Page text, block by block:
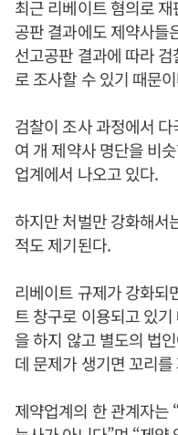
최근 리베이트 혐의로
공판 결과에도 제약사들
선고공판 결과에 따라
로 조사할 수 있기 때문
검찰이 조사 과정에서
여 개 제약사 명단을 비
업계에서 나오고 있다.
하지만 처벌만 강화해서
적도 제기된다.
리베이트 규제가 강화되
트 창구로 이용되고 있
을 하지 않고 별도의 법
데 문제가 생기면 꼬리
제약업계의 한 관계자는